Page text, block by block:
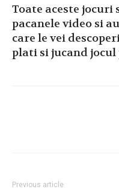
Toate aceste jocuri
pacanele video si
care le vei
plati si jucand
Previous article